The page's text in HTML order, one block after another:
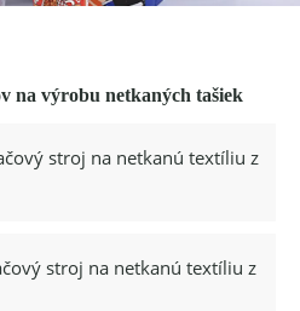
na výrobu netkaných tašiek
stroj na netkanú textíliu z
stroj na netkanú textíliu z